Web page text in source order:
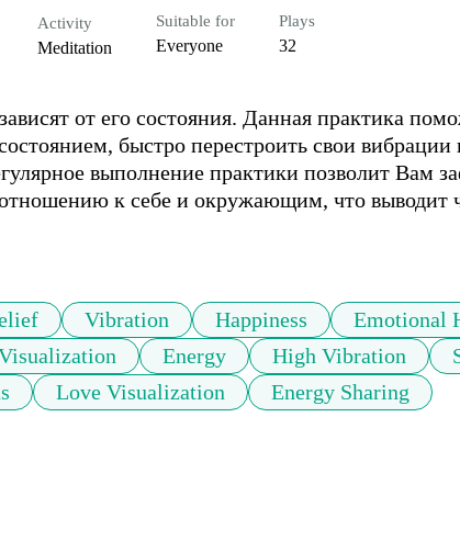
Activity
Meditation
Suitable for
Everyone
Plays
32
от его состояния. Данная практика
быстро перестроить свои вибрации
выполнение практики позволит Вам
к себе и окружающим, что выводит
Vibration Happiness Emotional
Energy High Vibration
Love Visualization Energy Sharing